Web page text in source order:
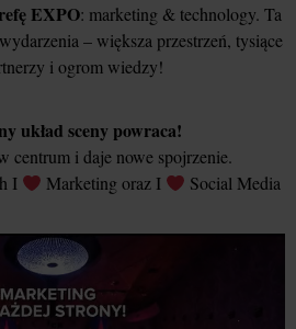
EXPO: marketing & technology. Ta
– większa przestrzeń, tysiące
i ogrom wiedzy!
układ sceny powraca!
centrum i daje nowe spojrzenie.
I
Marketing oraz I Social Media